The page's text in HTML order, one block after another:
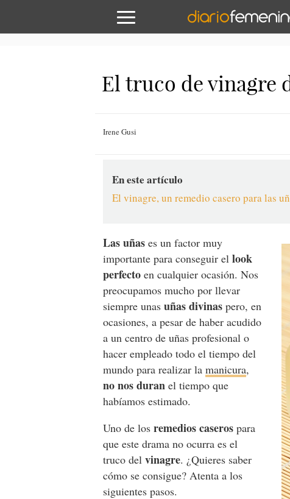
El truco de vinagre
Irene Gusi
En este artículo
El vinagre, un remedio casero para las
Las uñas es un factor muy
importante para conseguir el look
perfecto en cualquier ocasión. Nos
preocupamos mucho por llevar
siempre unasuñas divinas pero, en
ocasiones, a pesar de haber acudido
a un centro de uñas profesional o
hacer empleado todo el tiempo del
mundo para realizar lamanicura,
no nos duran el tiempo que
habíamos estimado.
Uno de losremedios caseros para
que este drama no ocurra es el
truco delvinagre. ¿Quieres saber
cómo se consigue? Atenta a los
siguientes pasos.